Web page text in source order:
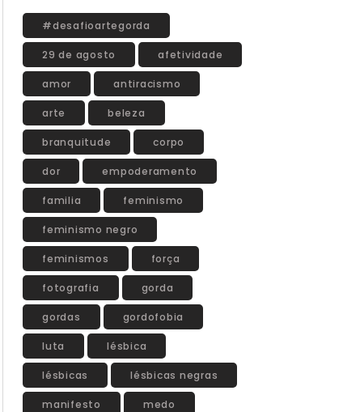
#desafioartegorda
29 de agosto afetividade
amor antiracismo
arte beleza
branquitude corpo
dor empoderamento
familia feminismo
feminismo negro
feminismos força
fotografia gorda
gordas gordofobia
luta lésbica
lésbicas lésbicas negras
manifesto medo